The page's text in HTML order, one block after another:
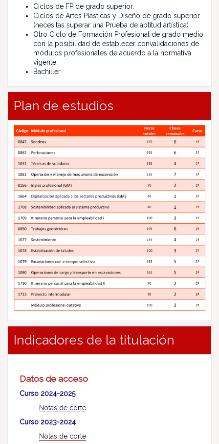
Ciclos de FP de grado superior.
Ciclos de Artes Plásticas y Diseño de grado superior
(necesitas superar una Prueba de aptitud artística)
Otro Ciclo de Formación Profesional de grado medio,
con la posibilidad de establecer convalidaciones de
módulos profesionales de acuerdo a la normativa
vigente.
Bachiller.
Plan de estudios
Indicadores de la titulación
Datos de acceso
Curso 2024-2025
Notas de corte
Curso 2023-2024
Notas de corte